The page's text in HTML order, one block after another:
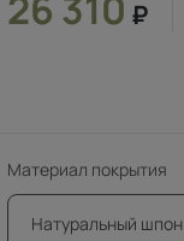
₽
Материал покрытия
Натуральный шпон